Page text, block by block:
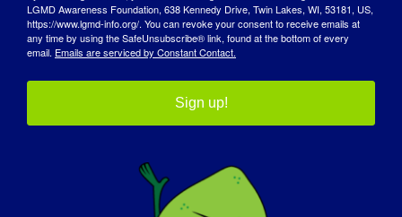
ZUM KALENDER
Teilen Sie diese Geschichte,
LGMD Awareness Foundation, 638 Kennedy Drive, Twin Lakes, WI, 53181, US,
https://www.lgmd-info.org/. You can revoke your consent to receive emails at
any time by using the SafeUnsubscribe® link, found at the bottom of every
email. Emails are serviced by Constant Contact.
Sign up!